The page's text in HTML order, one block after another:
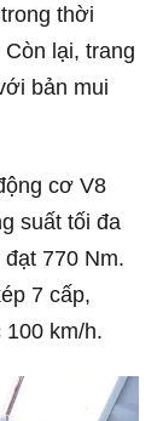
thời
lại, trang
bản mui
cơ V8
suất tối đa
770 Nm.
7 cấp,
100 km/h.